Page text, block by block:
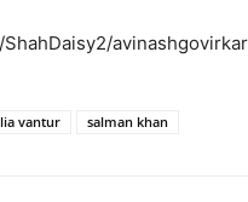
avinashgovirkar
vantur salman khan